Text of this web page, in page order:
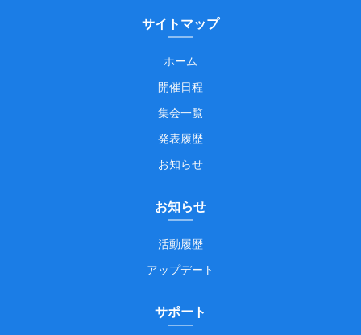
サイトマップ
ホーム
開催日程
集会一覧
発表履歴
お知らせ
お知らせ
活動履歴
アップデート
サポート